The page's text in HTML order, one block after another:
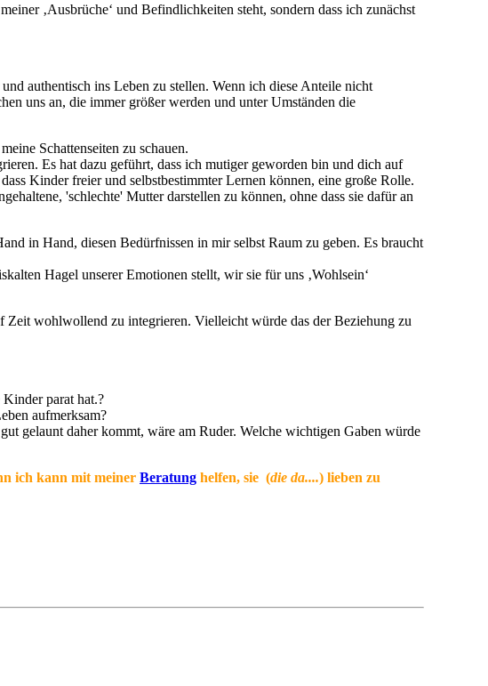
‚Ausbrüche‘ und Befindlichkeiten steht, sondern dass ich zunächst
authentisch ins Leben zu stellen. Wenn ich diese Anteile nicht
uns an, die immer größer werden und unter Umständen die
Schattenseiten zu schauen.
Es hat dazu geführt, dass ich mutiger geworden bin und dich auf
Kinder freier und selbstbestimmter Lernen können, eine große Rolle.
'schlechte' Mutter darstellen zu können, ohne dass sie dafür an
in Hand, diesen Bedürfnissen in mir selbst Raum zu geben. Es braucht
Hagel unserer Emotionen stellt, wir sie für uns ‚Wohlsein‘
wohlwollend zu integrieren. Vielleicht würde das der Beziehung zu
parat hat.?
aufmerksam?
gelaunt daher kommt, wäre am Ruder. Welche wichtigen Gaben würde
ich kann mit meiner Beratung helfen, sie (die da....) lieben zu